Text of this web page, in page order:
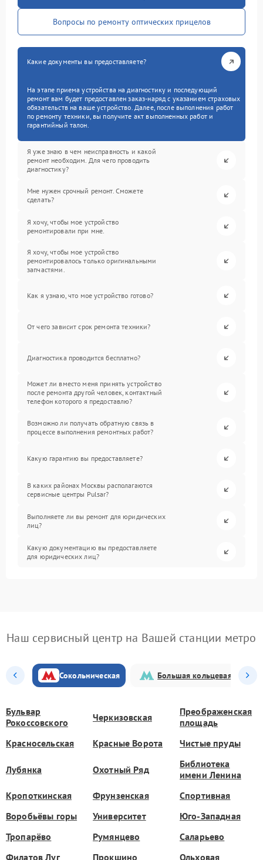
Вопросы по ремонту оптических прицелов
Какие документы вы предоставляете?
На этапе приема устройства на диагностику и последующий
ремонт вам будет предоставлен заказ-наряд с указанием страховых
обязательств на ваше устройство. Далее, после выполнения работ
по ремонту техники, вы получите акт выполненных работ и
гарантийный талон.
Я уже знаю в чем неисправность и какой
ремонт необходим. Для чего проводить
диагностику?
Мне нужен срочный ремонт. Сможете
сделать?
Я хочу, чтобы мое устройство
ремонтировали при мне.
Я хочу, чтобы мое устройство
ремонтировалось только оригинальными
запчастями.
Как я узнаю, что мое устройство готово?
От чего зависит срок ремонта техники?
Диагностика проводится бесплатно?
Может ли вместо меня принять устройство
после ремонта другой человек, контактный
телефон которого я предоставлю?
Возможно ли получать обратную связь в
процессе выполнения ремонтных работ?
Какую гарантию вы предоставляете?
В каких районах Москвы располагаются
сервисные центры Pulsar?
Выполняете ли вы ремонт для юридических
лиц?
Какую документацию вы предоставляете
для юридических лиц?
Наш сервисный центр на Вашей станции метро
Сокольническая Большая кольцевая
Бульвар
Рокоссовского
Черкизовская
Преображенская
площадь
Красносельская
Красные Ворота Чистые пруды
Лубянка Охотный Ряд
Библиотека
имени Ленина
Кропоткинская
Фрунзенская
Спортивная
Воробьёвы горы
Университет
Юго-Западная
Тропарёво
Румянцево
Саларьево
Филатов Луг
Прокшино Ольховая